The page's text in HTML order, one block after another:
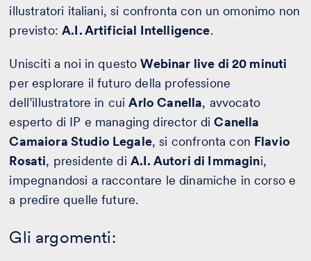
illustratori italiani, si confronta con un omonimo non
previsto:A.I. Artificial Intelligence.
Unisciti a noi in questoWebinar live di 20 minuti
per esplorare il futuro della professione
dell’illustratore in cuiArlo Canella, avvocato
esperto di IP e managing director diCanella
Camaiora Studio Legale, si confronta con Flavio
Rosati, presidente di A.I. Autori di Immagini,
impegnandosi a raccontare le dinamiche in corso e
a predire quelle future.
Gli argomenti: